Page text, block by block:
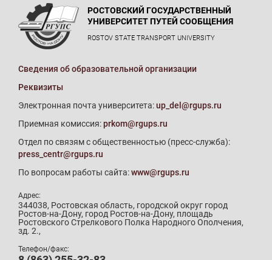
РОСТОВСКИЙ ГОСУДАРСТВЕННЫЙ
УНИВЕРСИТЕТ ПУТЕЙ СООБЩЕНИЯ
ROSTOV STATE TRANSPORT UNIVERSITY
Сведения об образовательной организации
Реквизиты
Электронная почта университета:up_del@rgups.ru
Приемная комиссия:prkom@rgups.ru
Отдел по связям с общественностью (пресс-служба):
press_centr@rgups.ru
По вопросам работы сайта:www@rgups.ru
Адрес:
344038, Ростовская область, городской округ город
Ростов-на-Дону, город Ростов-на-Дону, площадь
Ростовского Стрелкового Полка Народного Ополчения,
зд. 2.,
Телефон/факс: